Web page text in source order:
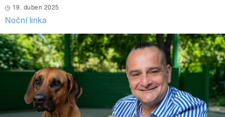
19. duben 2025
Noční linka